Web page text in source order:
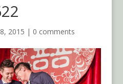
2015 | 0 comments